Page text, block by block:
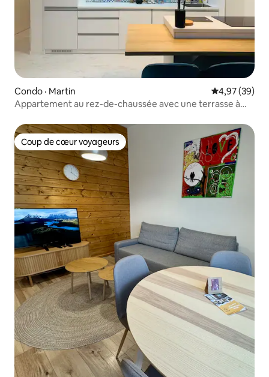
Condo · Martin Note
4,97 (39)
Appartement au rez-de-chaussée avec une terrasse à
Coup de cœur voyageurs
Coup de cœur voyageurs